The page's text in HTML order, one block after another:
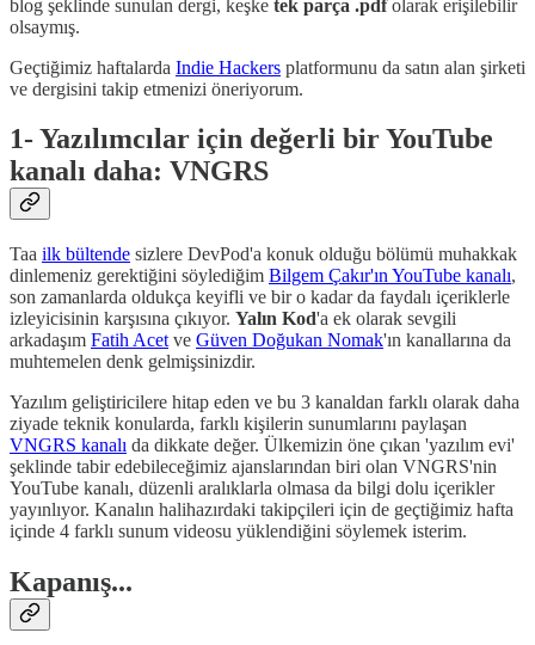
blog şeklinde sunulan dergi, keşke tek parça .pdfolarak erişilebilir
olsaymış.
Geçtiğimiz haftalarda Indie Hackers platformunu da satın alan şirketi
ve dergisini takip etmenizi öneriyorum.
1- Yazılımcılar için değerli bir YouTube
kanalı daha: VNGRS
Taa ilk bültende sizlere DevPod'a konuk olduğu bölümü muhakkak
dinlemeniz gerektiğini söylediğim Bilgem Çakır'ın YouTube kanalı,
son zamanlarda oldukça keyifli ve bir o kadar da faydalı içeriklerle
izleyicisinin karşısına çıkıyor. Yalın Kod'a ek olarak sevgili
arkadaşım Fatih Acet ve Güven Doğukan Nomak'ın kanallarına da
muhtemelen denk gelmişsinizdir.
Yazılım geliştiricilere hitap eden ve bu 3 kanaldan farklı olarak daha
ziyade teknik konularda, farklı kişilerin sunumlarını paylaşan
VNGRS kanalı da dikkate değer. Ülkemizin öne çıkan 'yazılım evi'
şeklinde tabir edebileceğimiz ajanslarından biri olan VNGRS'nin
YouTube kanalı, düzenli aralıklarla olmasa da bilgi dolu içerikler
yayınlıyor. Kanalın halihazırdaki takipçileri için de geçtiğimiz hafta
içinde 4 farklı sunum videosu yüklendiğini söylemek isterim.
Kapanış...